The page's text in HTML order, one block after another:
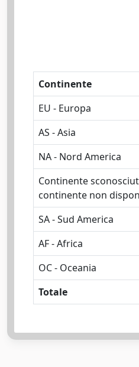
Continente
EU - Europa
AS - Asia
NA - Nord America
Continente
continente non
SA - Sud America
AF - Africa
OC - Oceania
Totale